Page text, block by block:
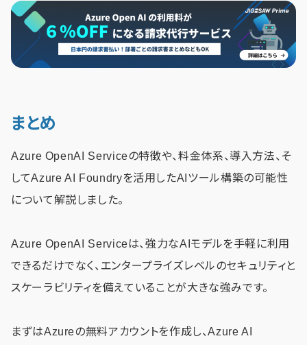
まとめ
Azure OpenAI Serviceの特徴や、料金体系、導入方法、そ
してAzure AI Foundryを活用したAIツール構築の可能性
について解説しました。
Azure OpenAI Serviceは、強力なAIモデルを手軽に利用
できるだけでなく、エンタープライズレベルのセキュリティと
スケーラビリティを備えていることが大きな強みです。
まずはAzureの無料アカウントを作成し、Azure AI